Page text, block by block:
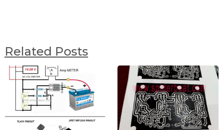
Related Posts